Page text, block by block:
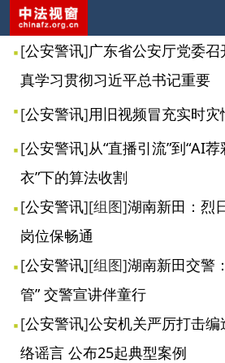
[公安警讯]广东省公安厅党委
真学习贯彻习近平总书记重要
[公安警讯]用旧视频冒充实时
[公安警讯]从“直播引流”到“AI
衣”下的算法收割
[公安警讯][组图]湖南新田：烈
岗位保畅通
[公安警讯][组图]湖南新田交警
管” 交警宣讲伴童行
[公安警讯]公安机关严厉打击
络谣言 公布25起典型案例